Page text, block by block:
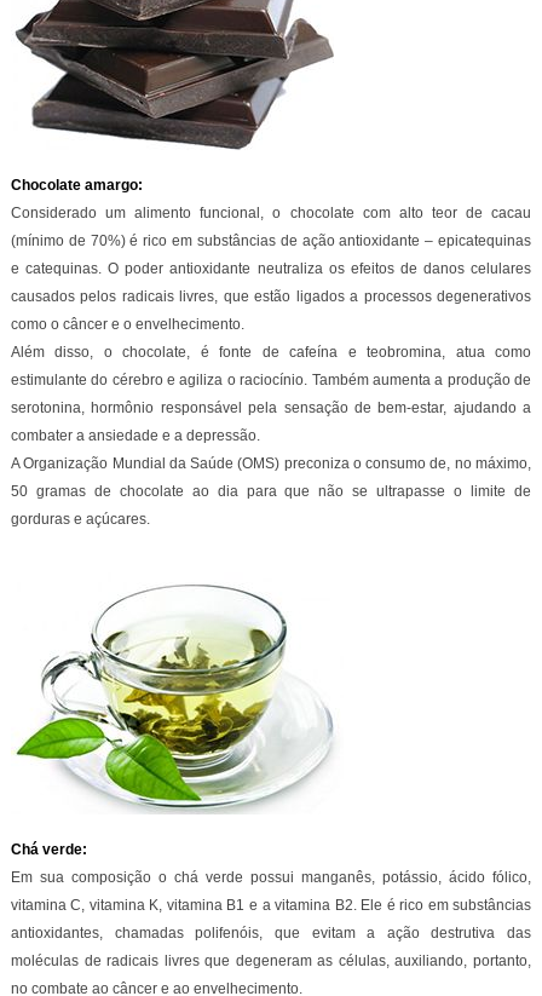
Chocolate amargo:
Considerado um alimento funcional, o chocolate com alto teor de cacau
(mínimo de 70%) é rico em substâncias de ação antioxidante – epicatequinas
e catequinas. O poder antioxidante neutraliza os efeitos de danos celulares
causados pelos radicais livres, que estão ligados a processos degenerativos
como o câncer e o envelhecimento.
Além disso, o chocolate, é fonte de cafeína e teobromina, atua como
estimulante do cérebro e agiliza o raciocínio. Também aumenta a produção de
serotonina, hormônio responsável pela sensação de bem-estar, ajudando a
combater a ansiedade e a depressão.
A Organização Mundial da Saúde (OMS) preconiza o consumo de, no máximo,
50 gramas de chocolate ao dia para que não se ultrapasse o limite de
gorduras e açúcares.
Chá verde:
Em sua composição o chá verde possui manganês, potássio, ácido fólico,
vitamina C, vitamina K, vitamina B1 e a vitamina B2. Ele é rico em substâncias
antioxidantes, chamadas polifenóis, que evitam a ação destrutiva das
moléculas de radicais livres que degeneram as células, auxiliando, portanto,
no combate ao câncer e ao envelhecimento.